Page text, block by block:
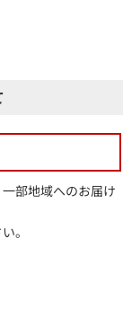
部地域へのお届け
。